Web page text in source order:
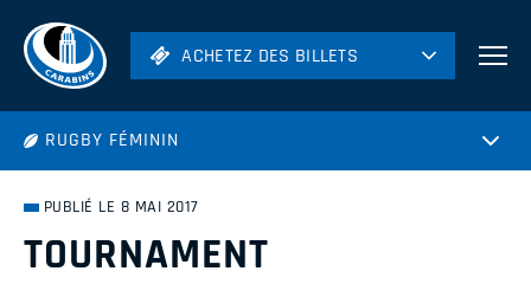
ACHETEZ DES BILLETS
Hockey
ACHETEZ DES BILLETS
RUGBY FÉMININ
PUBLIÉ LE 8 MAI 2017
TOURNAMENT